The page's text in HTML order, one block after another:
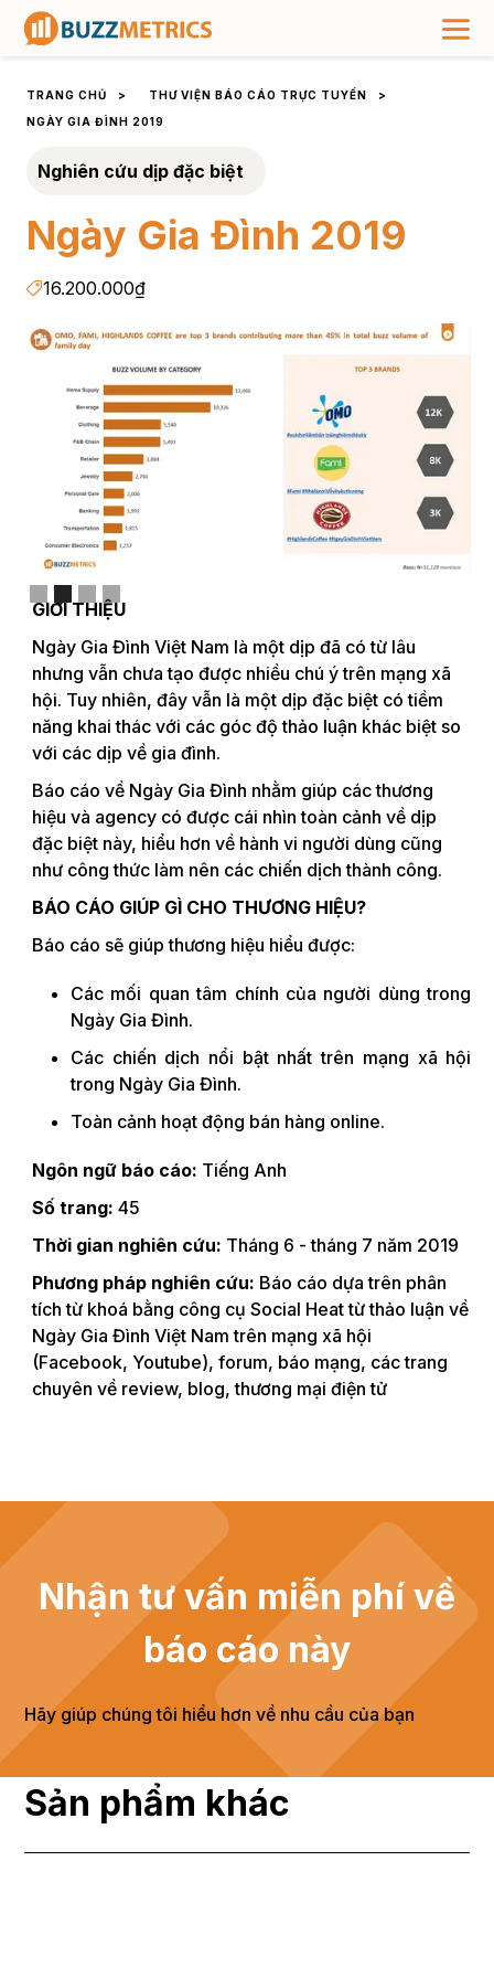
TRANG CHỦ > THƯ VIỆN BÁO CÁO TRỰC TUYẾN
>
NGÀY GIA ĐÌNH 2019
Nghiên cứu dịp đặc biệt
Ngày Gia Đình 2019
16.200.000₫
Slide 2 of 4.
GIỚI THIỆU
Ngày Gia Đình Việt Nam là một dịp đã có từ lâu
nhưng vẫn chưa tạo được nhiều chú ý trên mạng xã
hội. Tuy nhiên, đây vẫn là một dịp đặc biệt có tiềm
năng khai thác với các góc độ thảo luận khác biệt so
với các dịp về gia đình.
Báo cáo về Ngày Gia Đình nhằm giúp các thương
hiệu và agency có được cái nhìn toàn cảnh về dịp
đặc biệt này, hiểu hơn về hành vi người dùng cũng
như công thức làm nên các chiến dịch thành công.
BÁO CÁO GIÚP GÌ CHO THƯƠNG HIỆU?
Báo cáo sẽ giúp thương hiệu hiểu được:
Các mối quan tâm chính của người dùng trong
Ngày Gia Đình.
Các chiến dịch nổi bật nhất trên mạng xã hội
trong Ngày Gia Đình.
Toàn cảnh hoạt động bán hàng online.
Ngôn ngữ báo cáo: Tiếng Anh
Số trang: 45
Thời gian nghiên cứu: Tháng 6 - tháng 7 năm 2019
Phương pháp nghiên cứu: Báo cáo dựa trên phân
tích từ khoá bằng công cụ Social Heat từ thảo luận về
Ngày Gia Đình Việt Nam trên mạng xã hội
(Facebook, Youtube), forum, báo mạng, các trang
chuyên về review, blog, thương mại điện tử
Nhận tư vấn miễn phí về
báo cáo này
Hãy giúp chúng tôi hiểu hơn về nhu cầu của bạn
Sản phẩm khác